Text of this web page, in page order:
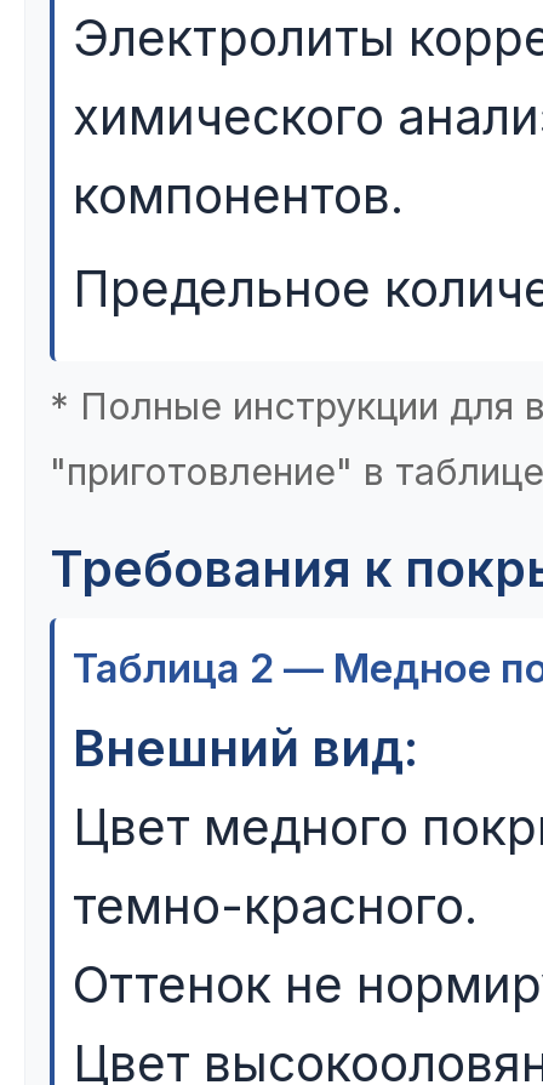
Электролиты
химического
компонентов.
Предельное
* Полные инструкции для
"приготовление" в
Требования к
Таблица 2 — Медное
Внешний вид:
Цвет медного
темно-красного.
Оттенок не
Цвет